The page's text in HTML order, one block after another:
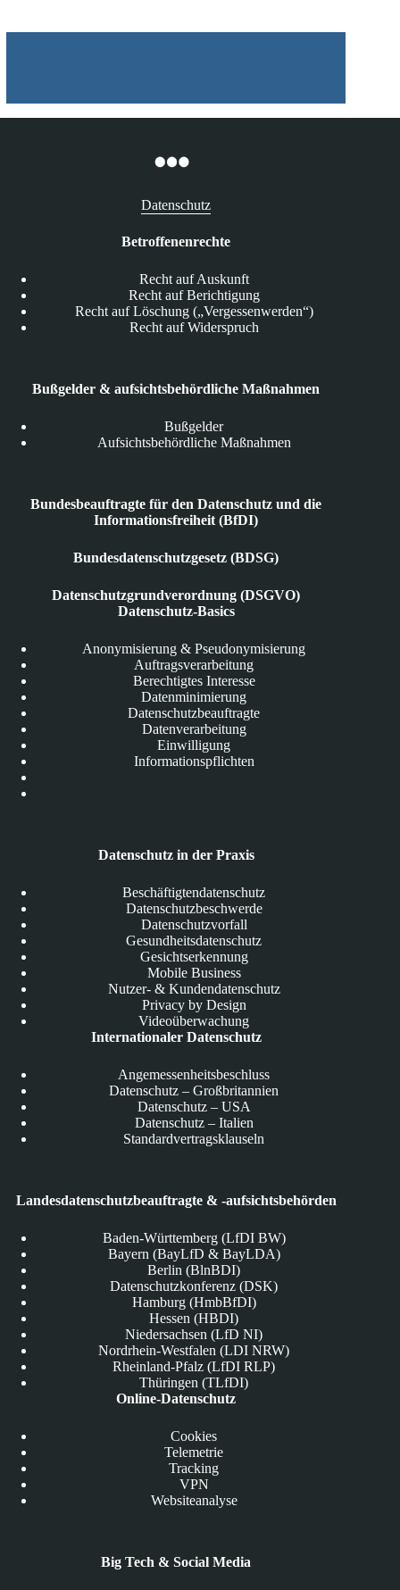
Datenschutz
Betroffenenrechte
Recht auf Auskunft
Recht auf Berichtigung
Recht auf Löschung („Vergessenwerden“)
Recht auf Widerspruch
Bußgelder & aufsichtsbehördliche Maßnahmen
Bußgelder
Aufsichtsbehördliche Maßnahmen
Bundesbeauftragte für den Datenschutz und die
Informationsfreiheit (BfDI)
Bundesdatenschutzgesetz (BDSG)
Datenschutzgrundverordnung (DSGVO)
Datenschutz-Basics
Anonymisierung & Pseudonymisierung
Auftragsverarbeitung
Berechtigtes Interesse
Datenminimierung
Datenschutzbeauftragte
Datenverarbeitung
Einwilligung
Informationspflichten
Datenschutz in der Praxis
Beschäftigtendatenschutz
Datenschutzbeschwerde
Datenschutzvorfall
Gesundheitsdatenschutz
Gesichtserkennung
Mobile Business
Nutzer- & Kundendatenschutz
Privacy by Design
Videoüberwachung
Internationaler Datenschutz
Angemessenheitsbeschluss
Datenschutz – Großbritannien
Datenschutz – USA
Datenschutz – Italien
Standardvertragsklauseln
Landesdatenschutzbeauftragte & -aufsichtsbehörden
Baden-Württemberg (LfDI BW)
Bayern (BayLfD & BayLDA)
Berlin (BlnBDI)
Datenschutzkonferenz (DSK)
Hamburg (HmbBfDI)
Hessen (HBDI)
Niedersachsen (LfD NI)
Nordrhein-Westfalen (LDI NRW)
Rheinland-Pfalz (LfDI RLP)
Thüringen (TLfDI)
Online-Datenschutz
Cookies
Telemetrie
Tracking
VPN
Websiteanalyse
Big Tech & Social Media